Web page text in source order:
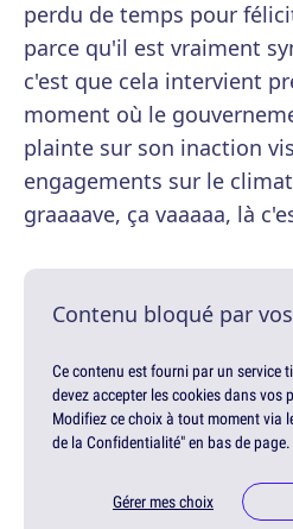
perdu de temps pour
parce qu'il est vraiment
c'est que cela intervient
moment où le
plainte sur son inaction
engagements sur le
graaaave, ça vaaaaa, là
Contenu bloqué par
Ce contenu est fourni par un service
devez accepter les cookies dans vos
Modifiez ce choix à tout moment via
de la Confidentialité" en bas de page.
Gérer mes choix